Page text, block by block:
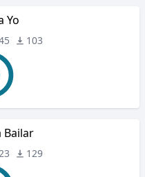
Yo
103
Bailar
129